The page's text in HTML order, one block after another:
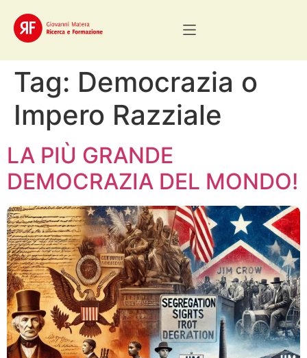
Tag: Democrazia o
Impero Razziale
LA PIÙ GRANDE
DEMOCRAZIA DEL MONDO!